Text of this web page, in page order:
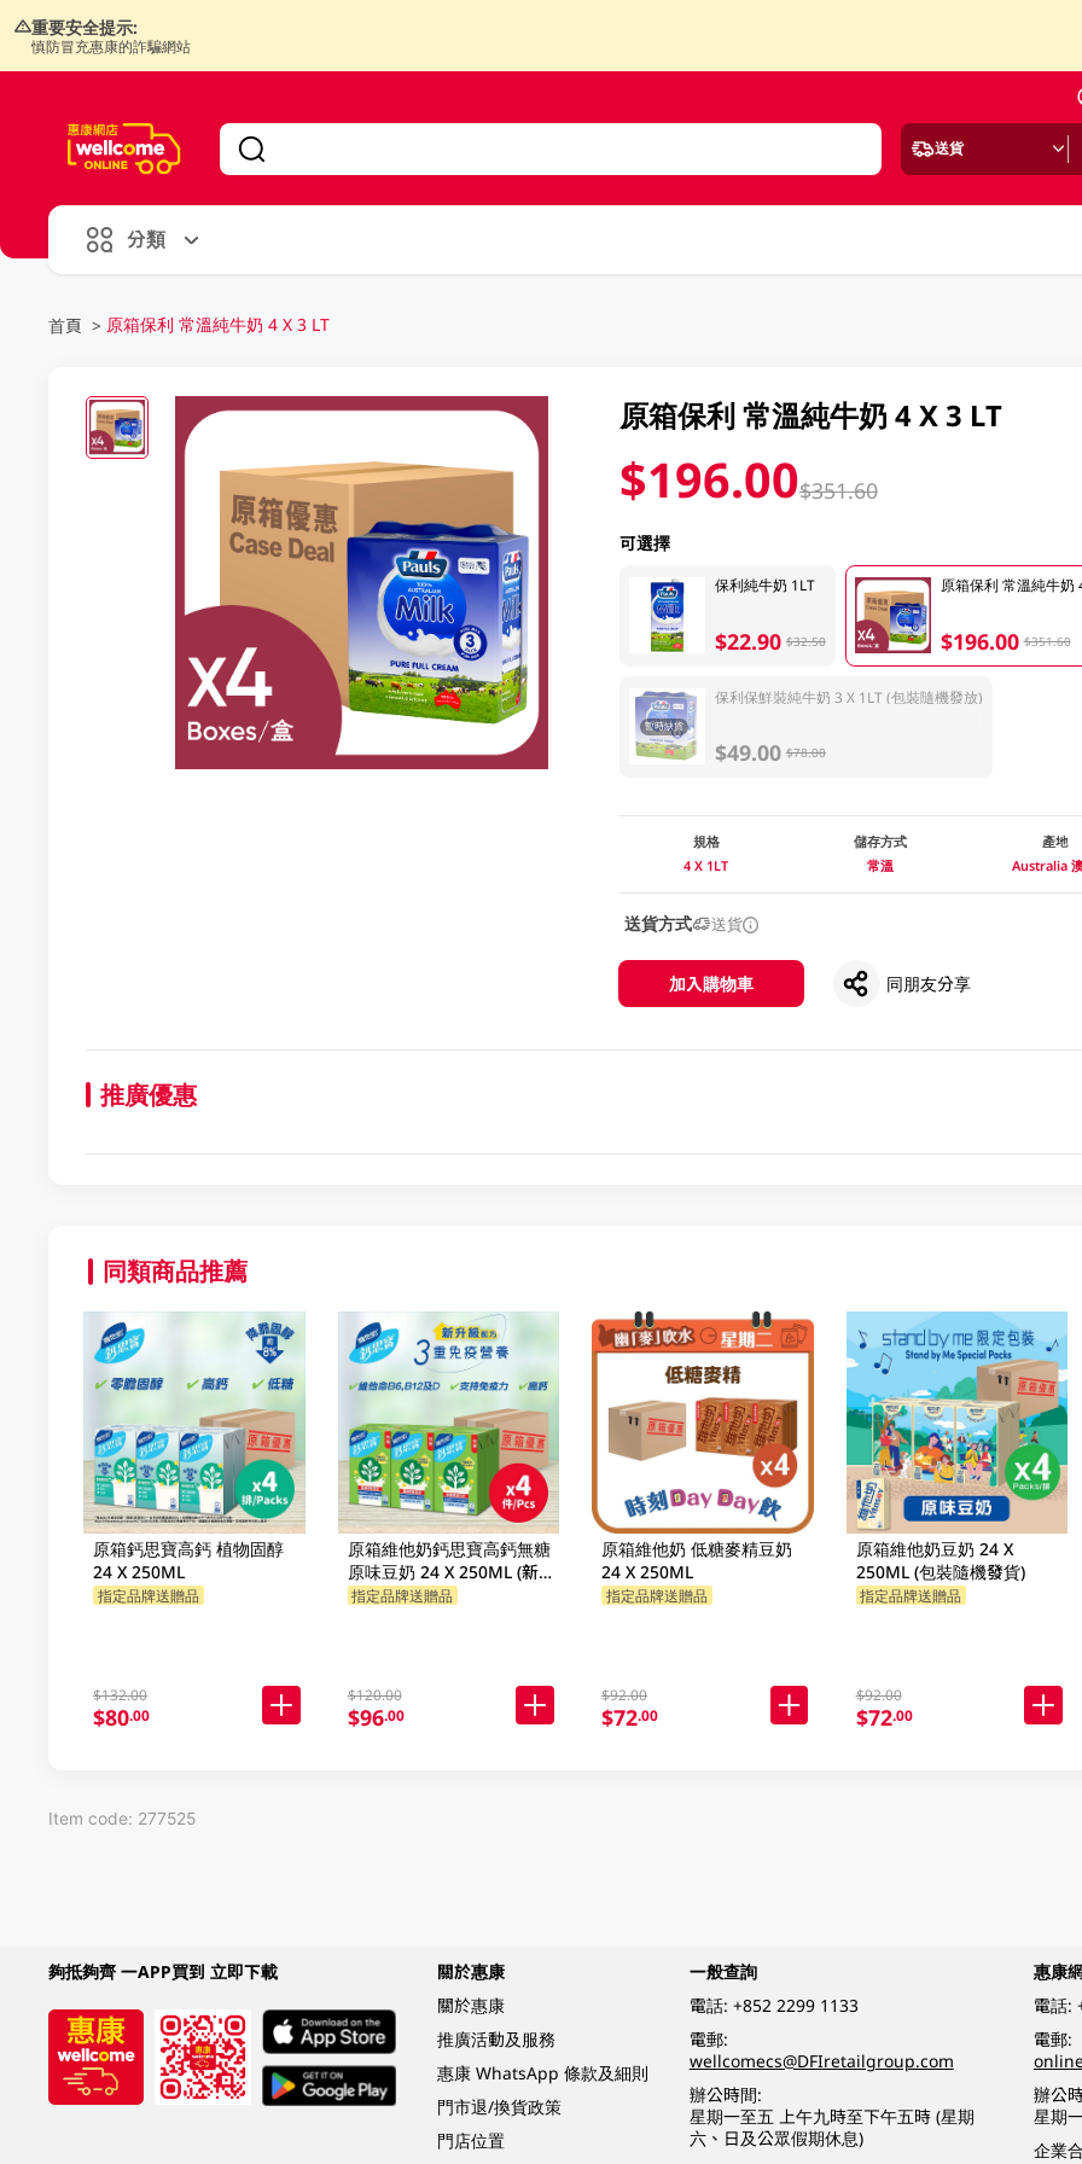
重要安全提示:
慎防冒充惠康的詐騙網站
送貨
分類
首頁 > 原箱保利 常溫純牛奶 4 X 3 LT
原箱保利 常溫純牛奶 4 X 3 LT
$196.00$351.60
可選擇
保利純牛奶 1LT
$22.90 $32.50
原箱保利 常溫純牛奶
$196.00 $351.60
暫時缺貨
保利保鮮裝純牛奶 3 X 1LT (包裝隨機發放)
$49.00 $78.00
規格
4 X 1LT
儲存方式
常溫
產地
Australia
送貨方式 送貨
加入購物車 同朋友分享
推廣優惠
同類商品推薦
原箱鈣思寶高鈣 植物固醇
24 X 250ML
指定品牌送贈品
$132.00
$80.00
原箱維他奶鈣思寶高鈣無糖
原味豆奶 24 X 250ML (新舊
包裝隨機發貨)
指定品牌送贈品
$120.00
$96.00
原箱維他奶 低糖麥精豆奶
24 X 250ML
指定品牌送贈品
$92.00
$72.00
原箱維他奶豆奶 24 X
250ML (包裝隨機發貨)
指定品牌送贈品
$92.00
$72.00
Item code: 277525
夠抵夠齊 一APP買到 立即下載
關於惠康
關於惠康
推廣活動及服務
惠康 WhatsApp 條款及細則
門市退/換貨政策
門店位置
一般查詢
電話: +852 2299 1133
電郵:
wellcomecs@DFIretailgroup.com
辦公時間:
星期一至五 上午九時至下午五時 (星期
六、日及公眾假期休息)
惠康
電話:
電郵:
辦公
星期
企業